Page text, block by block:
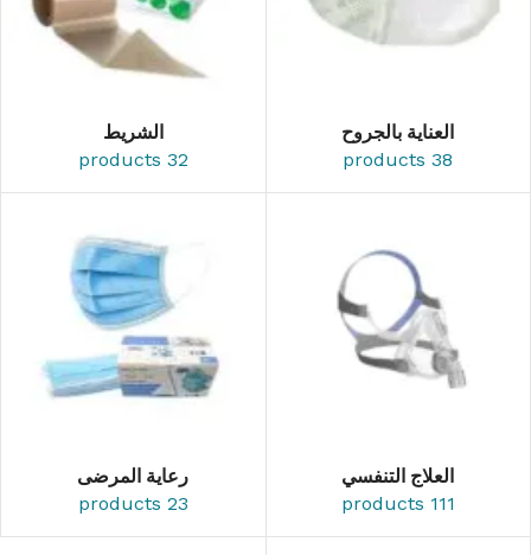
العناية بالجروح
38 products
الشريط
32 products
العلاج التنفسي
111 products
رعاية المرضى
23 products